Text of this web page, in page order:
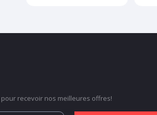
recevoir nos meilleures offres!